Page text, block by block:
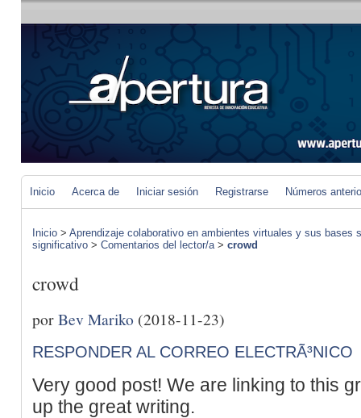
Inicio Acerca de Iniciar sesión Registrarse Números
Inicio > Aprendizaje colaborativo en ambientes virtuales y sus
significativo > Comentarios del lector/a> crowd
crowd
porBev Mariko (2018-11-23)
RESPONDER AL CORREO ELECTRÃ³NICO
Very good post! We are linking to this
up the great writing.